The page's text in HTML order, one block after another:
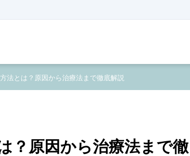
法とは？原因から治療法まで徹底解説
？原因から治療法まで徹